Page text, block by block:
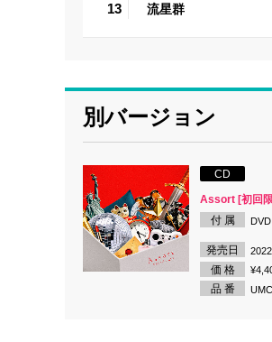
13 流星群
別バージョン
CD
Assort [初回
付 属
DVD
発売日
価 格
品 番